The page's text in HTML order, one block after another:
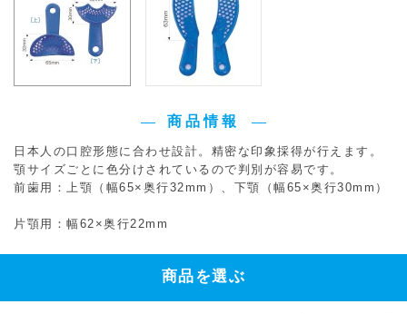
商品情報
日本人の口腔形態に合わせ設計。精密な印象採得が行えます。
顎サイズごとに色分けされているので判別が容易です。
前歯用：上顎（幅65×奥行32mm）、下顎（幅65×奥行30mm）
片顎用：幅62×奥行22mm
商品を選ぶ